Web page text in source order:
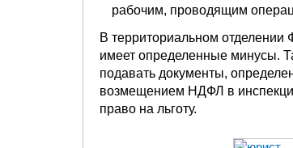
рабочим, проводящим
В территориальном
имеет определенные минусы.
подавать документы,
возмещением НДФЛ в
право на льготу.